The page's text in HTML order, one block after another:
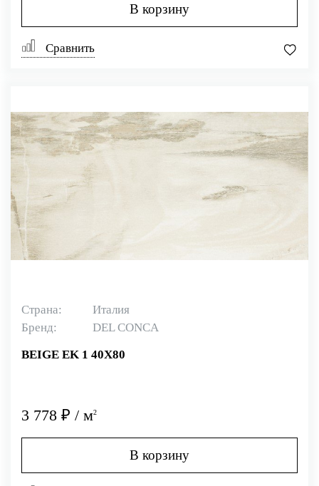
В корзину
Сравнить
Страна:
Италия
Бренд:
DEL CONCA
BEIGE EK 1 40X80
3 778 ₽ / м2
В корзину